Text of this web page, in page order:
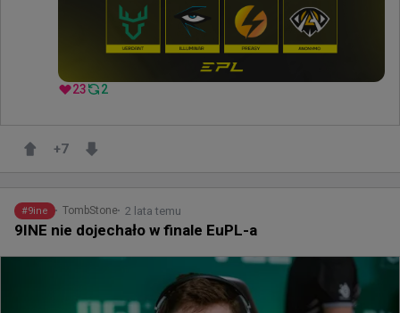
23 2
+7
#9ine TombStone 2 lata temu
9INE nie dojechało w finale EuPL-a